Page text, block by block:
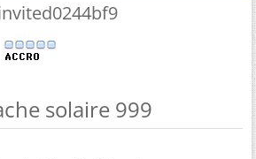
solaire 999